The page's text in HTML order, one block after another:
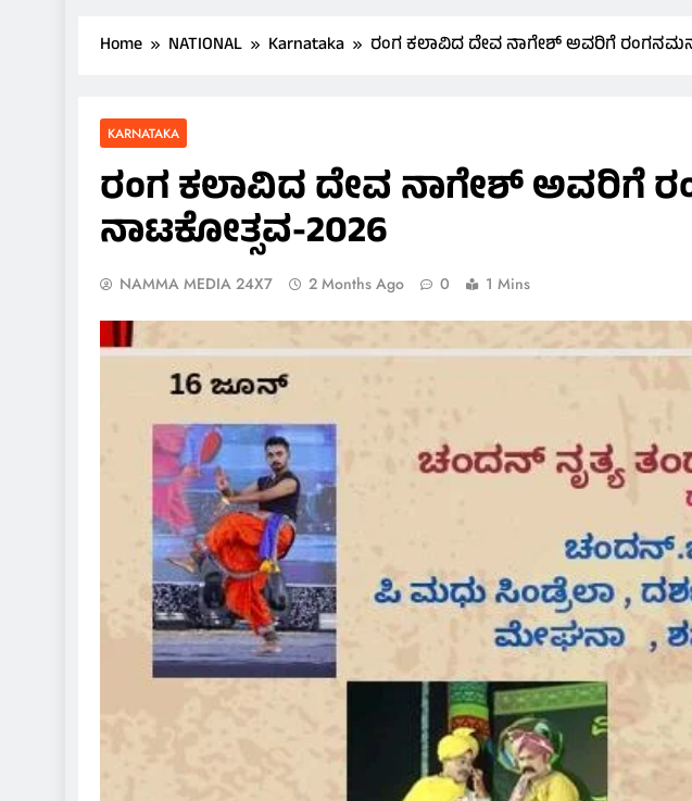
Home NATIONAL Karnataka ರಂಗ ಕಲಾವಿದ ದೇವ ನಾಗೇಶ್ ಅವರಿಗೆ
KARNATAKA
ರಂಗ ಕಲಾವಿದ ದೇವ ನಾಗೇಶ್ ಅವರಿಗೆ
ನಾಟಕೋತ್ಸವ-2026
NAMMA MEDIA 24X7 2 Months Ago 0 1 Mins